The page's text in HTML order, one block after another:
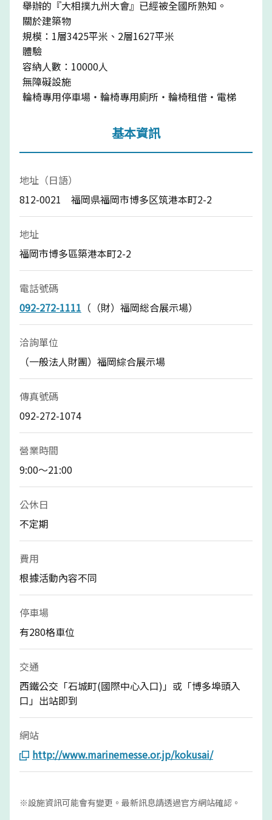
舉辦的『大相撲九州大會』已經被全國所熟知。
關於建築物
規模：1層3425平米、2層1627平米
體驗
容納人數：10000人
無障礙設施
輪椅專用停車場・輪椅專用廁所・輪椅租借・電梯
基本資訊
地址（日語）
812-0021 福岡県福岡市博多区筑港本町2-2
地址
福岡市博多區築港本町2-2
電話號碼
092-272-1111 （（財）福岡総合展示場）
洽詢單位
（一般法人財團）福岡綜合展示場
傳真號碼
092-272-1074
營業時間
9:00～21:00
公休日
不定期
費用
根據活動內容不同
停車場
有280格車位
交通
西鐵公交「石城町(國際中心入口)」或「博多埠頭入
口」出站即到
網站
http://www.marinemesse.or.jp/kokusai/
※設施資訊可能會有變更。最新訊息請透過官方網站確認。